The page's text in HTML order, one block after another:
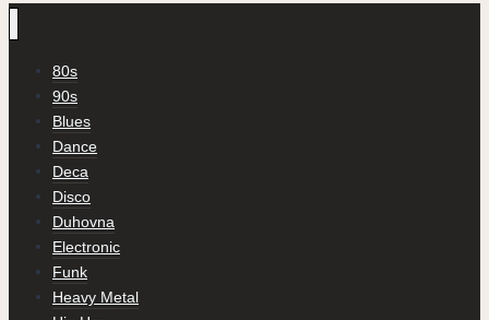
80s
90s
Blues
Dance
Deca
Disco
Duhovna
Electronic
Funk
Heavy Metal